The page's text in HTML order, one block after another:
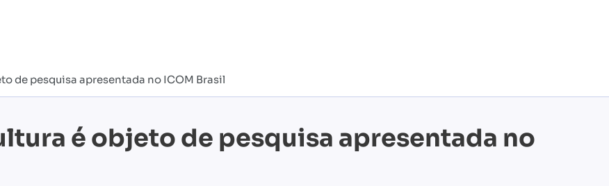
de pesquisa apresentada no ICOM Brasil
é objeto de pesquisa apresentada no